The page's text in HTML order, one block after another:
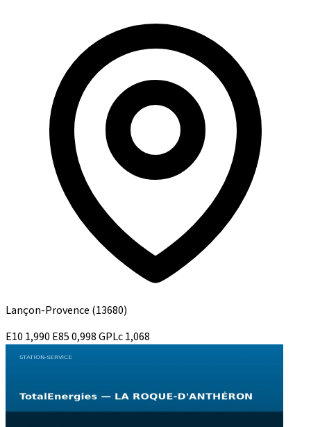
Lançon-Provence (13680)
E10 1,990 E850,998GPLc1,068